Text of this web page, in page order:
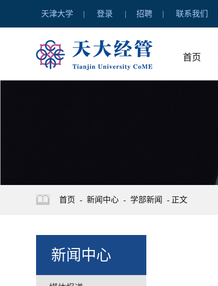
天津大学 登录 招聘 联系我们
首页
首页 - 新闻中心 - 学部新闻 - 正文
新闻中心